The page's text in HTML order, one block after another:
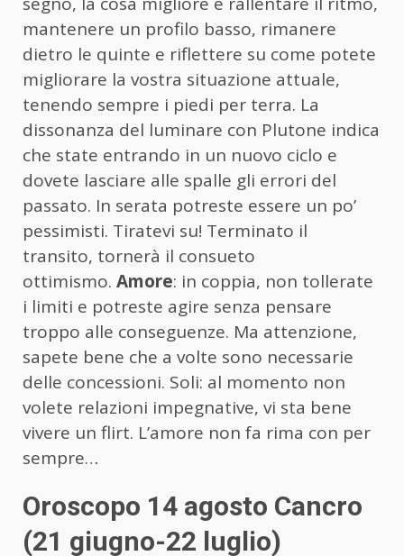
mantenere un profilo basso, rimanere
dietro le quinte e riflettere su come potete
migliorare la vostra situazione attuale,
tenendo sempre i piedi per terra. La
dissonanza del luminare con Plutone indica
che state entrando in un nuovo ciclo e
dovete lasciare alle spalle gli errori del
passato. In serata potreste essere un po’
pessimisti. Tiratevi su! Terminato il
transito, tornerà il consueto
ottimismo. Amore: in coppia, non tollerate
i limiti e potreste agire senza pensare
troppo alle conseguenze. Ma attenzione,
sapete bene che a volte sono necessarie
delle concessioni. Soli: al momento non
volete relazioni impegnative, vi sta bene
vivere un flirt. L’amore non fa rima con per
sempre…
Oroscopo 14 agosto Cancro
(21 giugno-22 luglio)